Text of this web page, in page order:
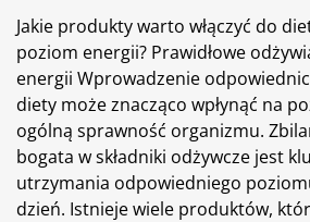
Jakie produkty warto włączyć do
poziom energii? Prawidłowe
energii Wprowadzenie
diety może znacząco wpłynąć na
ogólną sprawność organizmu.
bogata w składniki odżywcze jest
utrzymania odpowiedniego
dzień. Istnieje wiele produktów,